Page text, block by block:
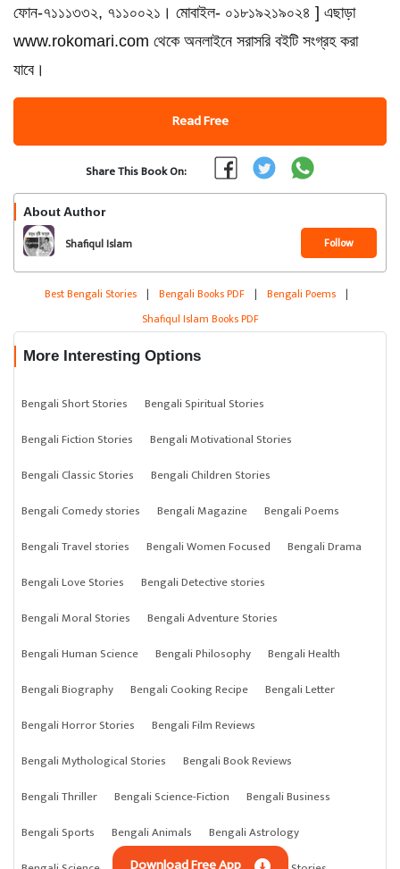
ফোন-৭১১১৩৩২, ৭১১০০২১। মোবাইল- ০১৮১৯২১৯০২৪ ] এছাড়া
www.rokomari.com থেকে অনলাইনে সরাসরি বইটি সংগ্রহ করা
যাবে।
Read Free
Share This Book On:
About Author
Shafiqul Islam Follow
Best Bengali Stories | Bengali Books PDF | Bengali Poems |
Shafiqul Islam Books PDF
More Interesting Options
Bengali Short Stories
Bengali Spiritual Stories
Bengali Fiction Stories
Bengali Motivational Stories
Bengali Classic Stories
Bengali Children Stories
Bengali Comedy stories
Bengali Magazine
Bengali Poems
Bengali Travel stories
Bengali Women Focused
Bengali Drama
Bengali Love Stories
Bengali Detective stories
Bengali Moral Stories
Bengali Adventure Stories
Bengali Human Science
Bengali Philosophy
Bengali Health
Bengali Biography
Bengali Cooking Recipe
Bengali Letter
Bengali Horror Stories
Bengali Film Reviews
Bengali Mythological Stories
Bengali Book Reviews
Bengali Thriller
Bengali Science-Fiction
Bengali Business
Bengali Sports
Bengali Animals
Bengali Astrology